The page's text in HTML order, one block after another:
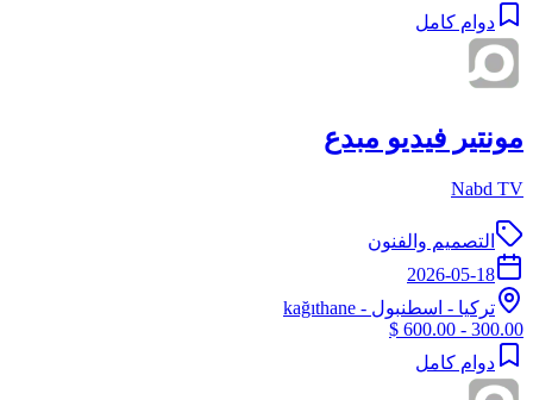
دوام كامل
مونتير فيديو مبدع
Nabd TV
التصميم والفنون
2026-05-18
تركيا - اسطنبول - kağıthane
300.00 - 600.00 $
دوام كامل